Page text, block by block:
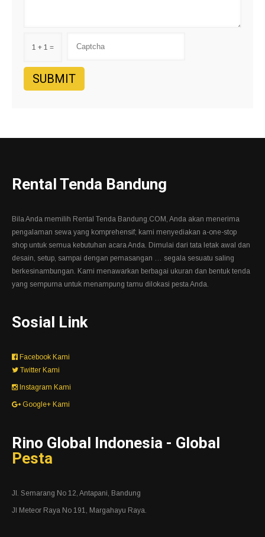
1 + 1 =
Rental Tenda Bandung
Bila Anda memilih Rental Tenda Bandung.COM, Anda akan menerima
pengalaman sewa yang komprehensif; kami menyediakan a-one-stop
shop untuk semua kebutuhan acara Anda. Dimulai dari tata letak awal dan
desain, setup, sampai dengan pemasangan … segala sesuatu saling
berkesinambungan. Kami menawarkan berbagai ukuran dan bentuk tenda
yang sempurna untuk menampung tamu dilokasi pesta Anda.
Sosial Link
Facebook Kami
Twitter Kami
Instagram Kami
Google+ Kami
Rino Global Indonesia - Global
Pesta
Jl. Semarang No 12, Antapani, Bandung
Jl Meteor Raya No 191, Margahayu Raya.